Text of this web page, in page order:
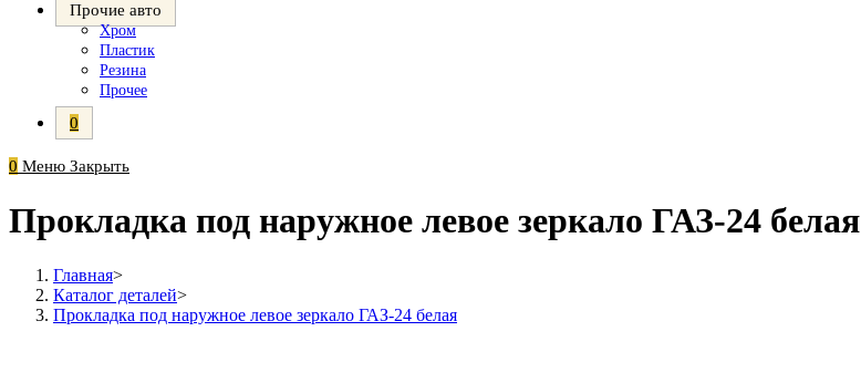
Прочие авто
Хром
Пластик
Резина
Прочее
0
0 Меню Закрыть
Прокладка под наружное левое зеркало ГАЗ-24 белая
Главная>
Каталог деталей>
Прокладка под наружное левое зеркало ГАЗ-24 белая